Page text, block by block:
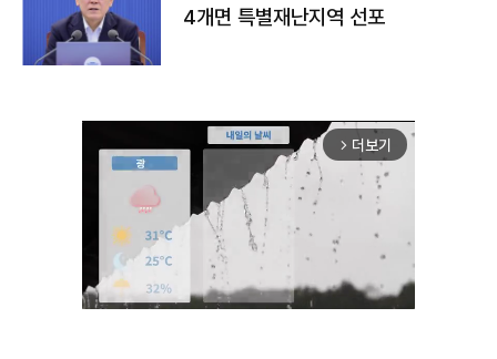
4개면 특별재난지역 선포
arrow_forward_ios 더보기